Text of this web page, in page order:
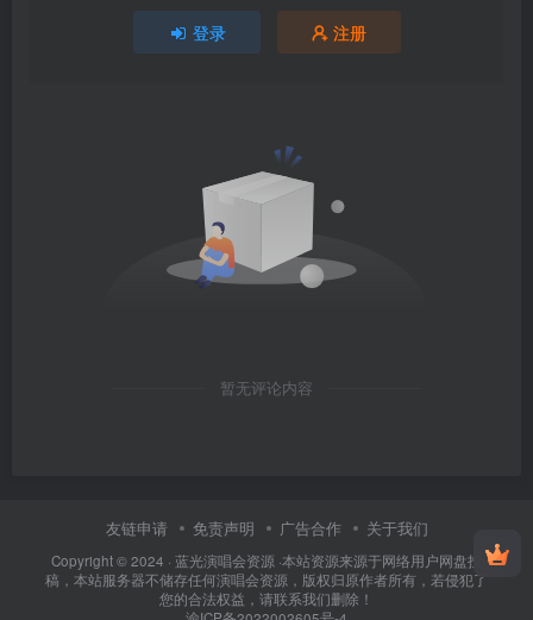
登录 注册
暂无评论内容
友链申请 免责声明 广告合作 关于我们
Copyright © 2024 · 蓝光演唱会资源 ·本站资源来源于网络用户网盘投
稿，本站服务器不储存任何演唱会资源，版权归原作者所有，若侵犯了
您的合法权益，请联系我们删除！